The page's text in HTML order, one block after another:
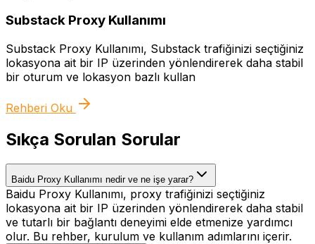
Substack Proxy Kullanımı
Substack Proxy Kullanımı, Substack trafiğinizi seçtiğiniz
lokasyona ait bir IP üzerinden yönlendirerek daha stabil
bir oturum ve lokasyon bazlı kullan
Rehberi Oku
Sıkça Sorulan Sorular
Baidu Proxy Kullanımı nedir ve ne işe yarar?
Baidu Proxy Kullanımı, proxy trafiğinizi seçtiğiniz
lokasyona ait bir IP üzerinden yönlendirerek daha stabil
ve tutarlı bir bağlantı deneyimi elde etmenize yardımcı
olur. Bu rehber, kurulum ve kullanım adımlarını içerir.